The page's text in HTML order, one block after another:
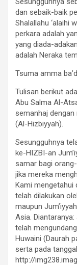
dan sebaik-baik
Shalallahu ‘alaihi
perkara adalah
yang diada-
adalah Neraka
Tsuma amma
Tulisan berikut
Abu Salma Al-
semanhaj dengan
(Al-Hizbiyyah).
Sesungguhnya
ke-HIZBI-an
samar bagi
jika mereka
Kami mengetahui
telah dilakukan
maupun
Asia. Diantaranya:
telah
Huwaini (Daurah
serta pada
http://